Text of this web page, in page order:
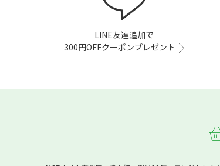
LINE友達追加で
300円OFFクーポンプレゼント